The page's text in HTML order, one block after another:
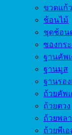
ขวดแก้ว
ช้อนไม้
ชุดช้อน
ซองกร
ฐานคัพ
ฐานมูส
ฐานรอง
ถ้วยคัพ
ถ้วยตวง
ถ้วยพล
ถ้วยพีเ